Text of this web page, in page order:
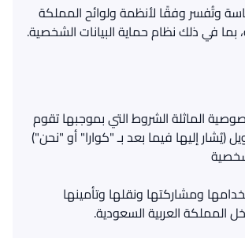
وتُفسر وفقًا لأنظمة ولوائح المملكة
بما في ذلك نظام حماية البيانات الشخصية.
الماثلة الشروط التي بموجبها تقوم
(يُشار إليها فيما بعد بـ"كوارا"أو"نحن")
ومشاركتها ونقلها وتأمينها
المملكة العربية السعودية.